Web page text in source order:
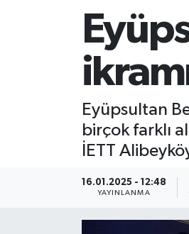
Eyüpsultan
birçok farklı
İETT
16.01.2025 - 12:48
YAYINLANMA
GÖKTÜRK
KEMERBURGAZ
Tüm Manşetler
Son Dakika Haberleri